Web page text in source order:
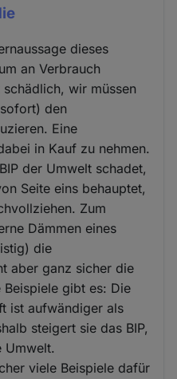
dieses
an Verbrauch
wir müssen
den
Eine
in Kauf zu nehmen.
der Umwelt schadet,
Seite eins behauptet,
Zum
Dämmen eines
die
aber ganz sicher die
gibt es: Die
ist aufwändiger als
steigert sie das BIP,
Umwelt.
viele Beispiele dafür